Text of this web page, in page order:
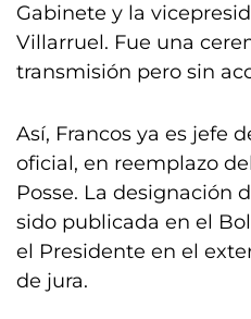
Gabinete y la
Villarruel. Fue una
transmisión pero sin
Así, Francos ya es jefe
oficial, en reemplazo
Posse. La designación
sido publicada en el
el Presidente en el
de jura.